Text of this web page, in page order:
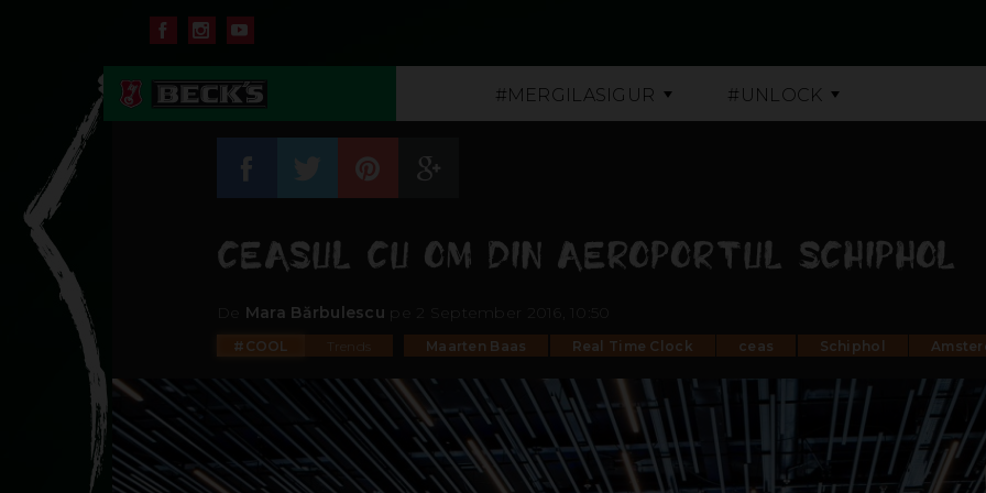
#MERGILASIGUR #UNLOCK
CEASUL CU OM DIN AEROPORTUL SCHIPHOL
Mara Bărbulescu pe 2 September 2016, 10:50
#COOL Trends Maarten Baas Real Time Clock ceas Schiphol